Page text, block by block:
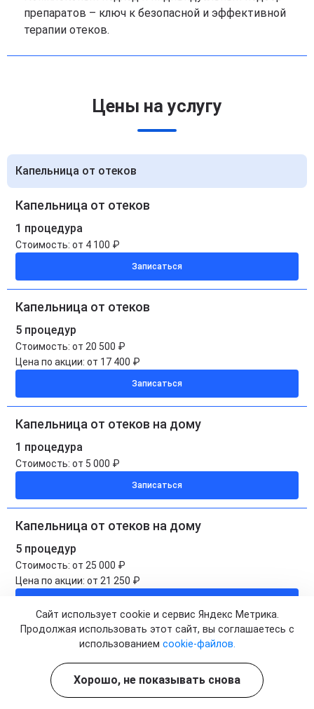
препаратов – ключ к безопасной и эффективной
терапии отеков.
Цены на услугу
Капельница от отеков
Капельница от отеков
1 процедура
Стоимость: от 4 100 ₽
Записаться
Капельница от отеков
5 процедур
Стоимость: от 20 500 ₽
Цена по акции: от 17 400 ₽
Записаться
Капельница от отеков на дому
1 процедура
Стоимость: от 5 000 ₽
Записаться
Капельница от отеков на дому
5 процедур
Стоимость: от 25 000 ₽
Цена по акции: от 21 250 ₽
Запишитесь сейчас
Сайт использует cookie и сервис Яндекс Метрика.
Продолжая использовать этот сайт, вы соглашаетесь с
использованием cookie-файлов.
Хорошо, не показывать снова